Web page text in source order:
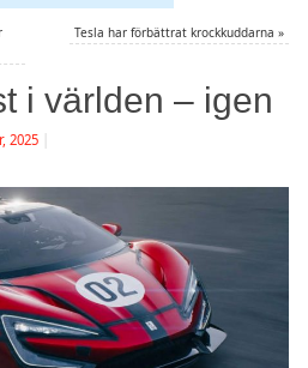
Tesla har förbättrat krockkuddarna »
i världen – igen
2025